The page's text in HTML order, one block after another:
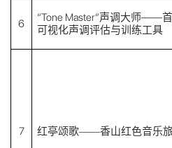
6
“Tone Master”声调大师——
可视化声调评估与训练工具
7 红亭颂歌——香山红色音乐